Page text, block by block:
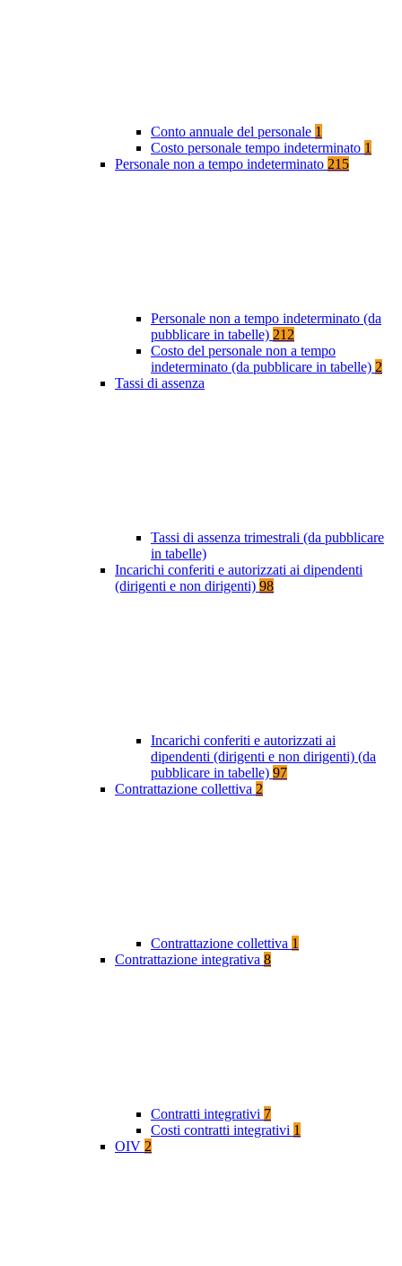
Conto annuale del personale 1
Costo personale tempo indeterminato 1
Personale non a tempo indeterminato 215
Personale non a tempo indeterminato (da
pubblicare in tabelle) 212
Costo del personale non a tempo
indeterminato (da pubblicare in tabelle) 2
Tassi di assenza
Tassi di assenza trimestrali (da pubblicare
in tabelle)
Incarichi conferiti e autorizzati ai dipendenti
(dirigenti e non dirigenti) 98
Incarichi conferiti e autorizzati ai
dipendenti (dirigenti e non dirigenti) (da
pubblicare in tabelle) 97
Contrattazione collettiva 2
Contrattazione collettiva 1
Contrattazione integrativa 8
Contratti integrativi 7
Costi contratti integrativi 1
OIV 2